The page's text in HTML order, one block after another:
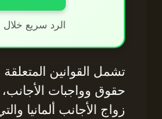
الرد سريع
تشمل القوانين المتعلقة
حقوق وواجبات
زواج الأجانب ألمانيا